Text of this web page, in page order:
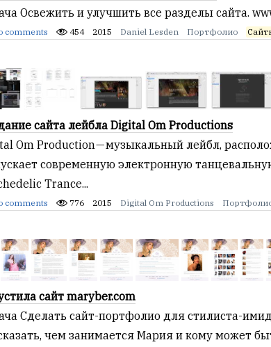
Освежить и улучшить все разделы сайта.
comments 454 2015 Daniel Lesden Портфолио
сайта лейбла Digital Om Productions
Om Production — музыкальный лейбл,
современную электронную
Trance...
comments 776 2015 Digital Om Productions
сайт maryber.com
Сделать сайт-портфолио для стилиста-
чем занимается Мария и кому может